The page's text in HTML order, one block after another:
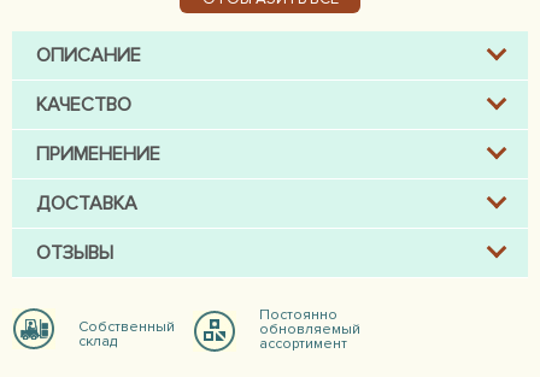
ОПИСАНИЕ
КАЧЕСТВО
ПРИМЕНЕНИЕ
ДОСТАВКА
ОТЗЫВЫ
Собственный
склад
Постоянно
обновляемый
ассортимент